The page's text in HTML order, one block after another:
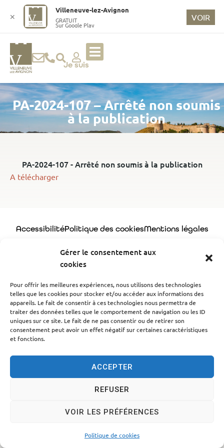
Gérer le consentement aux
cookies
Pour offrir les meilleures expériences, nous utilisons des technologies
telles que les cookies pour stocker et/ou accéder aux informations des
appareils. Le fait de consentir à ces technologies nous permettra de
traiter des données telles que le comportement de navigation ou les ID
uniques sur ce site. Le fait de ne pas consentir ou de retirer son
consentement peut avoir un effet négatif sur certaines caractéristiques
et fonctions.
ACCEPTER
REFUSER
VOIR LES PRÉFÉRENCES
Politique de cookies
ri
n
ci
Je suis
PA-2024-107 – Arrêté non soumis
à la publication
PA-2024-107 - Arrêté non soumis à la publication
A télécharger
AccessibilitéPolitique des cookiesMentions légales
© 2024 - Propulsé par Utopia
✕
Villeneuve-lez-Avignon
GRATUIT
Sur Google Play
VOIR